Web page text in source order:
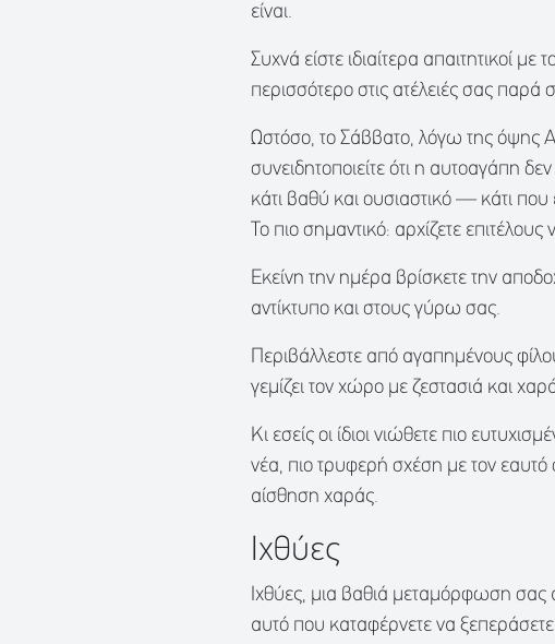
είναι.
Συχνά είστε ιδιαίτερα απαιτητικοί με
περισσότερο στις ατέλειές σας παρά
Ωστόσο, το Σάββατο, λόγω της όψης
συνειδητοποιείτε ότι η αυτοαγάπη
κάτι βαθύ και ουσιαστικό — κάτι
Το πιο σημαντικό: αρχίζετε
Εκείνη την ημέρα βρίσκετε την
αντίκτυπο και στους γύρω σας.
Περιβάλλεστε από αγαπημένους
γεμίζει τον χώρο με ζεστασιά και
Κι εσείς οι ίδιοι νιώθετε πιο
νέα, πιο τρυφερή σχέση με τον εαυτό
αίσθηση χαράς.
Ιχθύες
Ιχθύες, μια βαθιά μεταμόρφωση σας
αυτό που καταφέρνετε να ξεπεράσετε